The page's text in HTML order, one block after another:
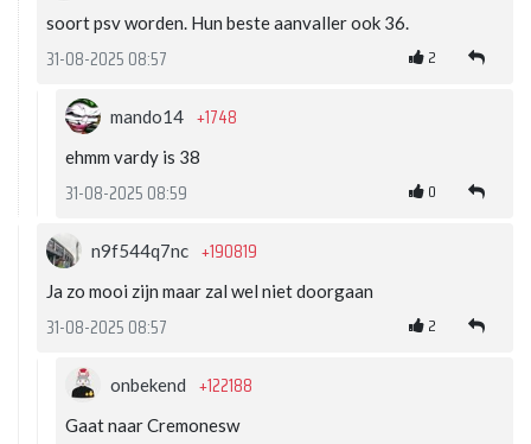
soort psv worden. Hun beste aanvaller ook 36.
31-08-2025 08:57 2
mando14 +1748
ehmm vardy is 38
31-08-2025 08:59 0
n9f544q7nc +190819
Ja zo mooi zijn maar zal wel niet doorgaan
31-08-2025 08:57 2
onbekend +122188
Gaat naar Cremonesw